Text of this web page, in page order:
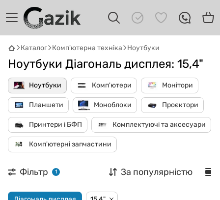
Каталог Комп'ютерна техніка Ноутбуки
Ноутбуки Діагональ дисплея: 15,4"
Ноутбуки Комп'ютери Монітори
Планшети Моноблоки Проєктори
Принтери і БФП Комплектуючі та аксесуари
Комп'ютерні запчастини
Фільтр 1 За популярністю
GAZIKAI
Онлайн · пошук техніки
підібрати вживану комп'ютерну техніку.